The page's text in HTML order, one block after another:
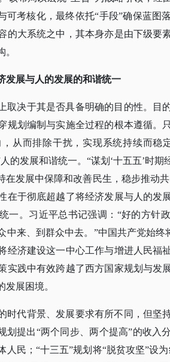
可考核化，最终依托“手段”确保蓝图
的大系统之中，其本身亦是由下级要
发展与人的发展的和谐统一
取决于其是否具备明确的目的性。目
规划编制与实施全过程的根本遵循。
从而排除干扰，实现系统持续而稳
的发展和谐统一。“谋划‘十五五’时
在发展中保障和改善民生，稳步推动
在于彻底超越了将经济发展与人的发
一。习近平总书记强调：“好的方针
中来、到群众中去。”中国共产党始终
经济建设这一中心工作与增进人民福
实践中有效跨越了西方国家规划与发
展困境。
时代背景、发展要求有所不同，但坚
划提出“两个同步、两个提高”的收入
人民；“十三五”规划将“脱贫攻坚”设